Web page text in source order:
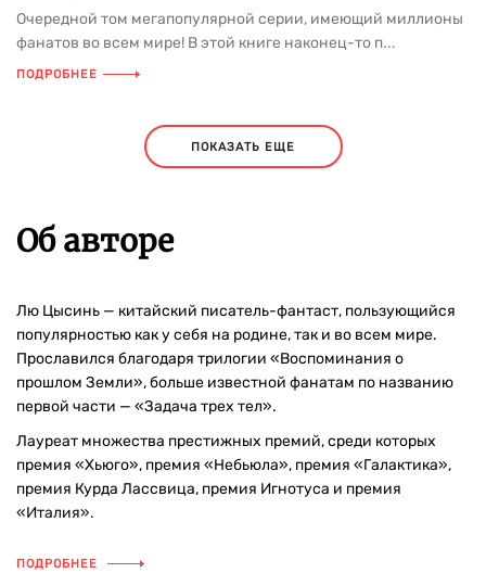
Очередной том мегапопулярной серии, имеющий миллионы
фанатов во всем мире! В этой книге наконец-то п...
ПОДРОБНЕЕ
ПОКАЗАТЬ ЕЩЕ
Об авторе
Лю Цысинь — китайский писатель-фантаст, пользующийся
популярностью как у себя на родине, так и во всем мире.
Прославился благодаря трилогии «Воспоминания о
прошлом Земли», больше известной фанатам по названию
первой части — «Задача трех тел».
Лауреат множества престижных премий, среди которых
премия «Хьюго», премия «Небьюла», премия «Галактика»,
премия Курда Лассвица, премия Игнотуса и премия
«Италия».
ПОДРОБНЕЕ